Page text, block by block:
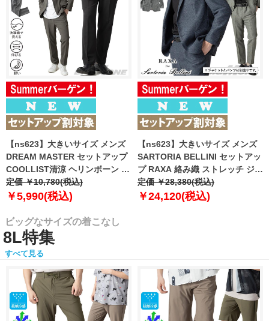
【ns623】大きいサイズ メンズ
DREAM MASTER セットアップ
COOLLIST清涼 ヘリンボーン ス
トレッチ パンツ 軽量 ウォッシャ
ブル スマリラ 春夏新作
定価 ￥10,780(税込)
￥5,990(税込)
【ns623】大きいサイズ メンズ
SARTORIA BELLINI セットアッ
プ RAXA 絡み織 ストレッチ ジャ
ケット 春夏新作 tzjk-33b
【fre】
定価 ￥28,380(税込)
￥24,120(税込)
ビッグなサイズの着こなし
8L特集
すべて見る